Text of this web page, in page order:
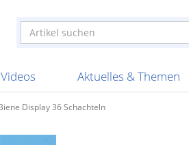
Schallerzeuger P1
Feuerwerk T1
Videos
Knallkörper
Batterien
Aktuelles & Themen
Ladenverkauf 2024
20 Jahre
Fireworks Apel
BKV Vuurwerk
Bestellschluss
Altersnachweis
Display 36 Schachteln